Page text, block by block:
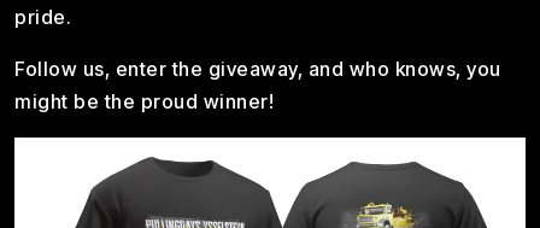
pride.
Follow us, enter the giveaway, and who knows, you
might be the proud winner!